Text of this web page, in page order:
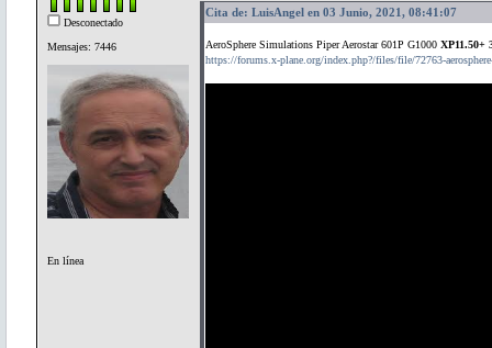
Desconectado
Mensajes: 7446
En línea
Cita de: LuisAngel en 03 Junio, 2021, 08:41:07
AeroSphere Simulations Piper Aerostar 601P G1000 XP11.50+
https://forums.x-plane.org/index.php?/files/file/72763-